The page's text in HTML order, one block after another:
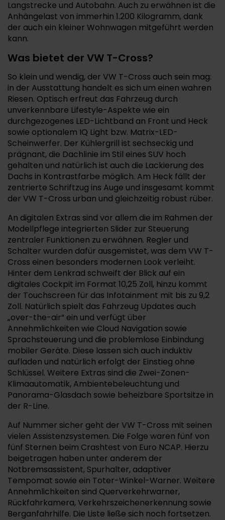
Langstrecke und Autobahn. Auch zu erwähnen ist die
Anhängelast von immerhin 1.200 Kilogramm, dank
der auch ein kleiner Wohnwagen mitgeführt werden
kann.
Was bietet der VW T-Cross?
So klein und wendig, der VW T-Cross auch sein mag:
in der Ausstattung handelt es sich um einen wahren
Riesen. Optisch erfreut das Fahrzeug durch
unverkennbare Lifestyle-Aspekte wie ein
durchgezogenes LED-Lichtband an Front und Heck
sowie optionalem IQ Light bzw. Matrix-LED-
Scheinwerfer. Der Kühlergrill ist sechseckig und
prägnant, die Dachlinie im Stil eines SUV hoch
gehalten und natürlich ist auch die Lackierung des
Dachs in Kontrastfarbe möglich. Am Heck fällt der
zentrierte Schriftzug ins Auge und insgesamt kommt
der VW T-Cross urban und gleichzeitig robust rüber.
An digitalen Extras sind vor allem die im Rahmen der
Modellpflege integrierten Slider zur Steuerung
zentraler Funktionen zu erwähnen. Regler und
Schalter wurden dafür ausgemistet, was dem VW T-
Cross einen besonders modernen Look verleiht.
Hinter dem Lenkrad schweift der Blick auf ein
digitales Cockpit im Format 10,25 Zoll, hinzu kommt
der Touchscreen für das Infotainment mit bis zu 9,2
Zoll. Natürlich spielt das Fahrzeug Updates auch
„over-the-air“ ein und verfügt über
Annehmlichkeiten wie Cloud Navigation sowie
Sprachsteuerung und die problemlose Einbindung
mobiler Geräte. Diese lassen sich auch induktiv
aufladen und natürlich erfolgt der Einstieg ohne
Schlüssel. Weitere Extras sind die Zwei-Zonen-
Klimaautomatik, Ambientebeleuchtung und
Panorama-Glasdach sowie beheizbare Sportsitze in
der R-Line.
Auf Nummer sicher geht der VW T-Cross mit seinen
vielen Assistenzsystemen. Die Folge waren fünf von
fünf Sternen beim Crashtest von Euro NCAP. Hierzu
beigetragen haben unter anderem der
Notbremsassistent, Spurhalter, adaptiver
Tempomat sowie ein Toter-Winkel-Warner. Weitere
Annehmlichkeiten sind Querverkehrwarner,
Rückfahrkamera, Verkehrszeichenerkennung sowie
Berganfahrhilfe. Die Liste ließe sich noch fortsetzen.